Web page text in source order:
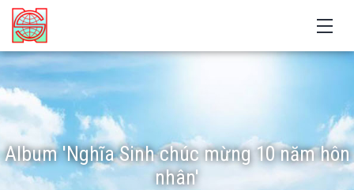
Album 'Nghĩa Sinh chúc mừng 10 năm hôn
nhân'